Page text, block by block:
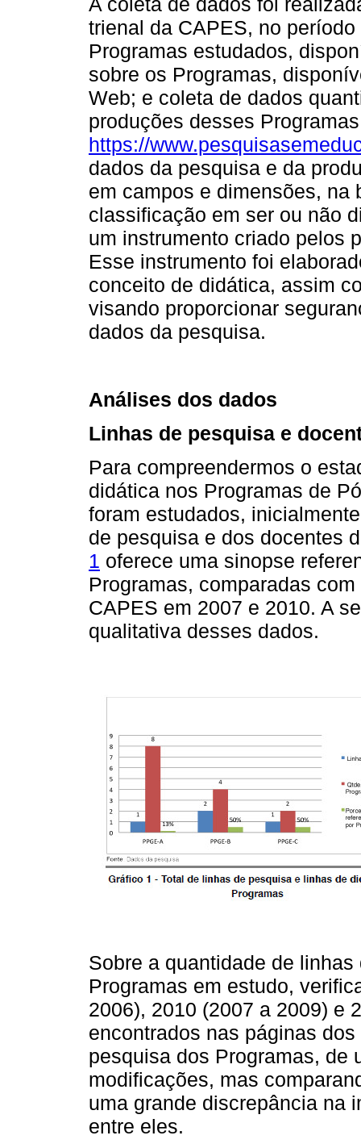
trienal da CAPES, no
Programas estudados,
sobre os Programas,
Web; e coleta de dados
produções desses
https://
dados da pesquisa e da
em campos e dimensões, na
classificação em ser ou não
um instrumento criado pelos
Esse instrumento foi
conceito de didática, assim
visando proporcionar
dados da pesquisa.
Análises dos dados
Linhas de pesquisa e
Para compreendermos o
didática nos Programas de
foram estudados,
de pesquisa e dos docentes
1 oferece uma sinopse
Programas, comparadas
CAPES em 2007 e 2010. A
qualitativa desses dados.
Sobre a quantidade de
Programas em estudo,
2006), 2010 (2007 a 2009) e
encontrados nas páginas
pesquisa dos Programas, de
modificações, mas
uma grande discrepância na
entre eles.